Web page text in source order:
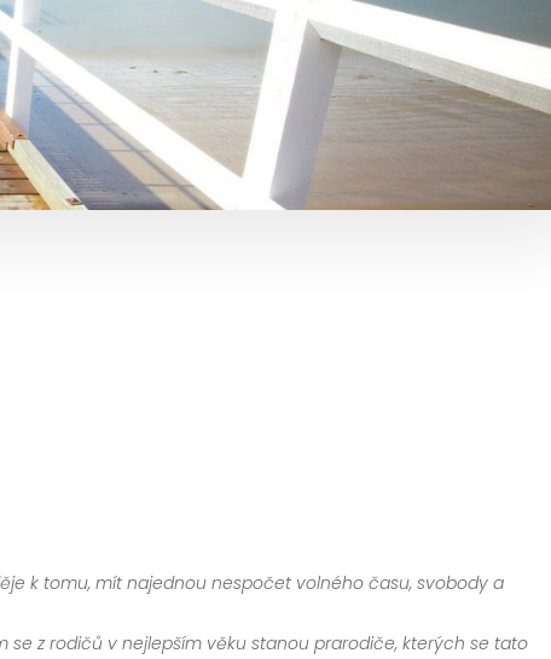
k tomu, mít najednou nespočet volného času, svobody a
se z rodičů v nejlepším věku stanou prarodiče, kterých se tato